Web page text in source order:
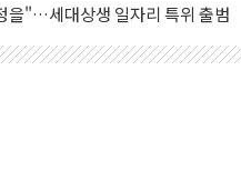
분기 최대 실적
다…2040 RE100 속도
놓고 충돌 예고
소통 자리, 꾸준히 만들겠다"